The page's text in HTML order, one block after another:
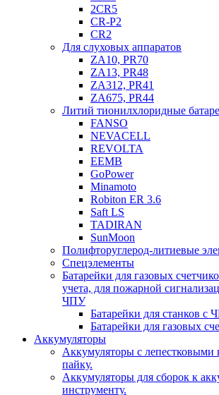
2CR5
CR-P2
CR2
Для слуховых аппаратов
ZA10, PR70
ZA13, PR48
ZA312, PR41
ZA675, PR44
Литий тионилхлоридные
FANSO
NEVACELL
REVOLTA
EEMB
GoPower
Minamoto
Robiton ER 3.6
Saft LS
TADIRAN
SunMoon
Полифторуглерод-литиевые
Спецэлементы
Батарейки для газовых
учета, для пожарной
ЧПУ
Батарейки для станков с
Батарейки для газовых
Аккумуляторы
Аккумуляторы с
пайку.
Аккумуляторы для сборок к
инструменту.